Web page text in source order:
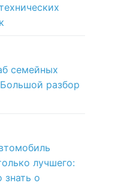
семейных
разбор
лучшего:
знать о